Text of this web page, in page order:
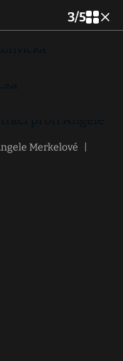
3/5
Merkelové